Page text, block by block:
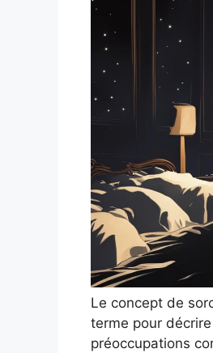
Le concept de
terme pour
préoccupations